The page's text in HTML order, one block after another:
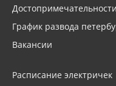
Достопримечательности
График развода
Вакансии
Расписание электричек